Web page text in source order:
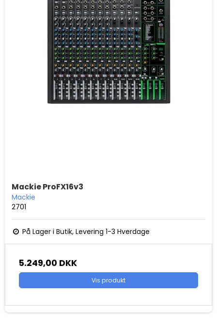
Mackie ProFX16v3
Mackie
2701
På Lager i Butik, Levering 1-3 Hverdage
5.249,00 DKK
Vis produkt